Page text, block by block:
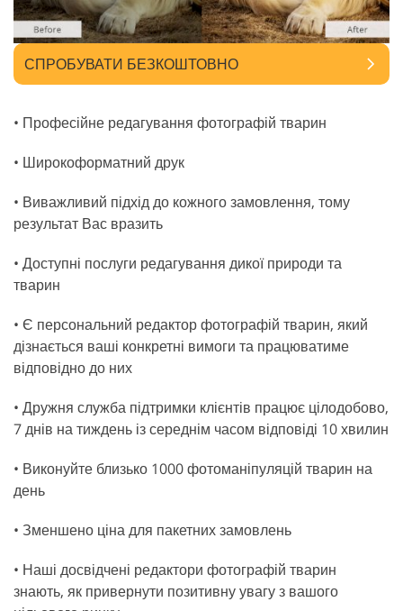
СПРОБУВАТИ БЕЗКОШТОВНО
• Професійне редагування фотографій тварин
• Широкоформатний друк
• Виважливий підхід до кожного замовлення, тому
результат Вас вразить
• Доступні послуги редагування дикої природи та
тварин
• Є персональний редактор фотографій тварин, який
дізнається ваші конкретні вимоги та працюватиме
відповідно до них
• Дружня служба підтримки клієнтів працює цілодобово,
7 днів на тиждень із середнім часом відповіді 10 хвилин
• Виконуйте близько 1000 фотоманіпуляцій тварин на
день
• Зменшено ціна для пакетних замовлень
• Наші досвідчені редактори фотографій тварин
знають, як привернути позитивну увагу з вашого